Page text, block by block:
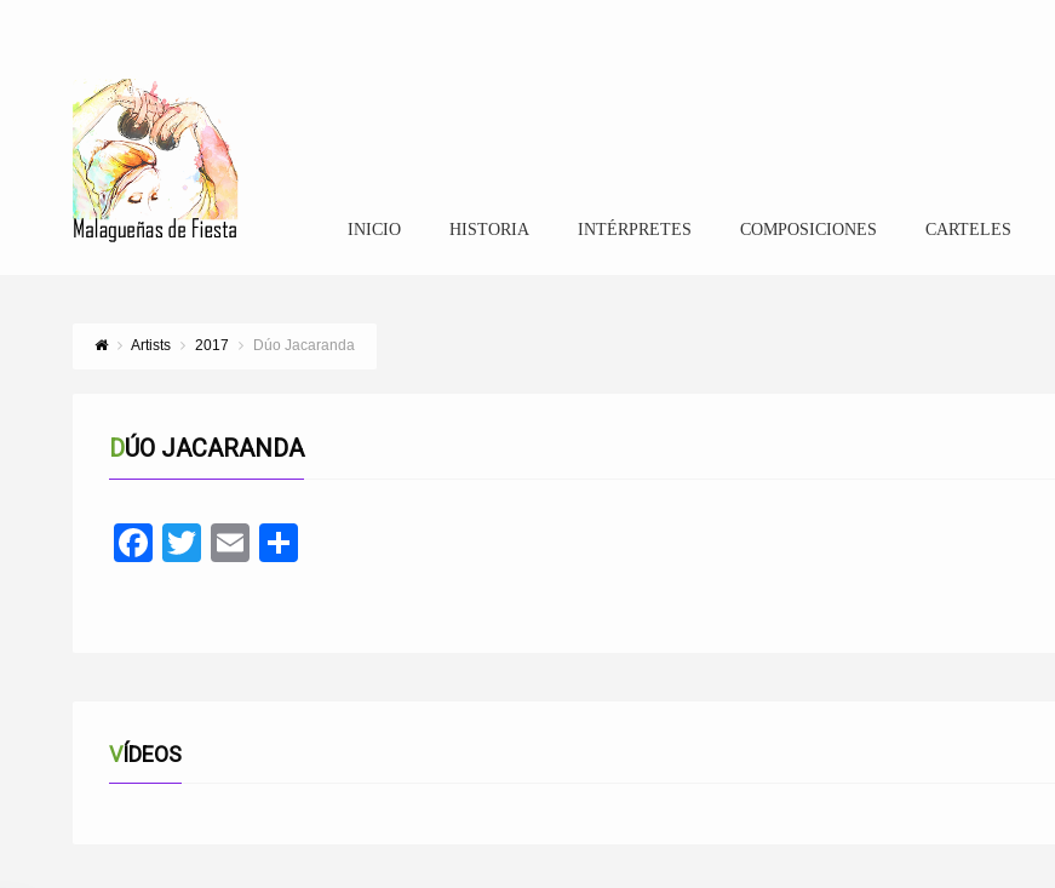
INICIO HISTORIA INTÉRPRETES COMPOSICIONES CARTELES
Artists 2017 Dúo Jacaranda
DÚO JACARANDA
Facebook
TwitterEmail
VÍDEOS